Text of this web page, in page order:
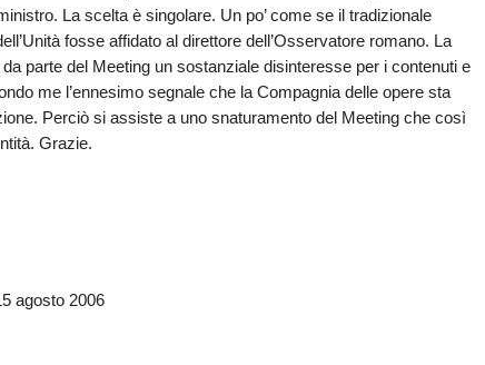
La scelta è singolare. Un po’ come se il tradizionale
fosse affidato al direttore dell’Osservatore romano. La
parte del Meeting un sostanziale disinteresse per i contenuti e
me l’ennesimo segnale che la Compagnia delle opere sta
Perciò si assiste a uno snaturamento del Meeting che così
Grazie.
agosto 2006